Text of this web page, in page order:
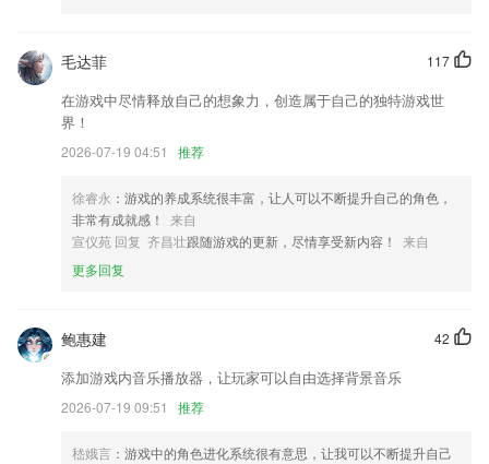
实名认证增加操作证选项，暨可通过身份证或者电梯从业人员操作证进行
实名审核，实名审核完毕后开放所有功能。
调整订单详情显示内容
优化语音百科类交互体验
恋爱信息页可直接进行账号绑定及性别更换了~
文章可以分享到微博啦！
以上就是光速电玩城app下载安装的介绍，如果您喜欢这款软件，您可以
117
毛达菲
在游戏中尽情释放自己的想象力，创造属于自己的独特游戏世
界！
2026-07-19 04:51 推荐
徐睿永 ：游戏的养成系统很丰富，让人可以不断提升自己的角色，
非常有成就感！
来自
宣仪苑 回复 齐昌壮跟随游戏的更新，尽情享受新内容！
来自
更多回复
42
鲍惠建
添加游戏内音乐播放器，让玩家可以自由选择背景音乐
2026-07-19 09:51 推荐
嵇娥言 ：游戏中的角色进化系统很有意思，让我可以不断提升自己